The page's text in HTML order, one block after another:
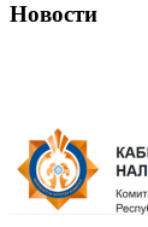
Новости